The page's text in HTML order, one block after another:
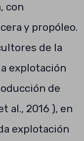
con
y propóleo.
de la
explotación
de
al., 2016 ), en
explotación